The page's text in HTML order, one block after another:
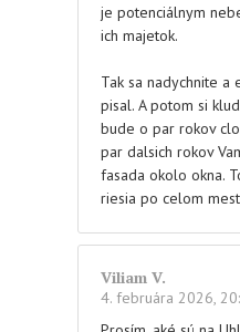
je potenciálnym
ich majetok.
Tak sa nadychnite a
pisal. A potom si
bude o par rokov
par dalsich rokov
fasada okolo okna.
riesia po celom
Viliam V.
4. februára 2026,